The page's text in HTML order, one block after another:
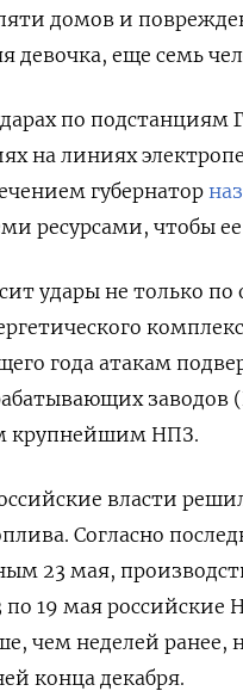
домов и
девочка, еще семь
по подстанциям
на линиях
губернатор
ресурсами, чтобы
удары не только
года атакам
заводов
крупнейшим НПЗ.
власти
Согласно
23 мая,
по 19 мая
чем неделей ранее,
конца декабря.